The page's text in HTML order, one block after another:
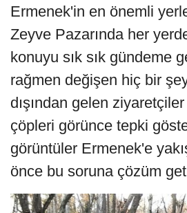
Ermenek'in en önemli
Zeyve Pazarında her
konuyu sık sık gündeme
rağmen değişen hiç bir
dışından gelen
çöpleri görünce tepki
görüntüler Ermenek'e
önce bu soruna çözüm